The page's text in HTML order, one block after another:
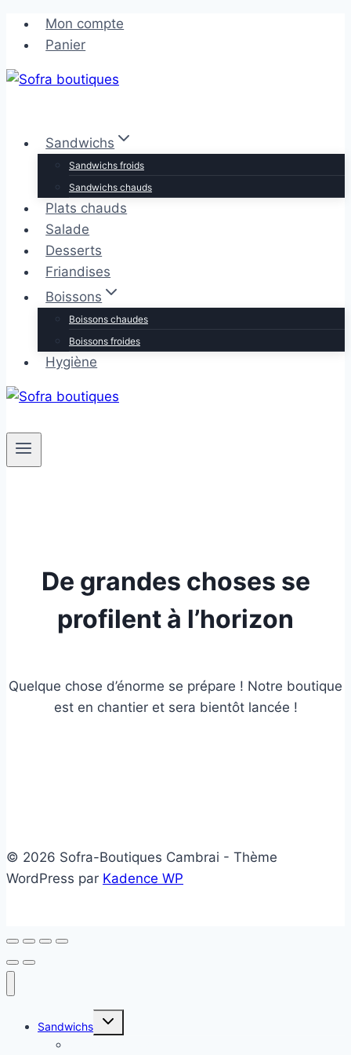
Aller
contenu
Aller
contenu
Mon compte
Panier
Sandwichs
Sandwichs froids
Sandwichs chauds
Plats chauds
Salade
Desserts
Friandises
Boissons
Boissons chaudes
Boissons froides
Hygiène
De grandes choses se
profilent à l’horizon
Quelque chose d’énorme se prépare ! Notre boutique
est en chantier et sera bientôt lancée !
© 2026 Sofra-Boutiques Cambrai - Thème
WordPress par Kadence WP
Sandwichs
Ouvrir/fermer